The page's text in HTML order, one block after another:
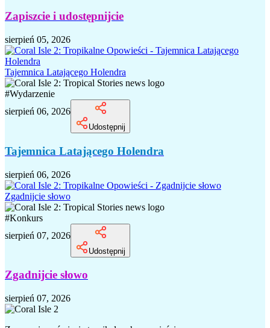
Zapiszcie i udostępnijcie
sierpień 05, 2026
Tajemnica Latającego Holendra
#Wydarzenie
sierpień 06, 2026
Udostępnij
Tajemnica Latającego Holendra
sierpień 06, 2026
Zgadnijcie słowo
#Konkurs
sierpień 07, 2026
Udostępnij
Zgadnijcie słowo
sierpień 07, 2026